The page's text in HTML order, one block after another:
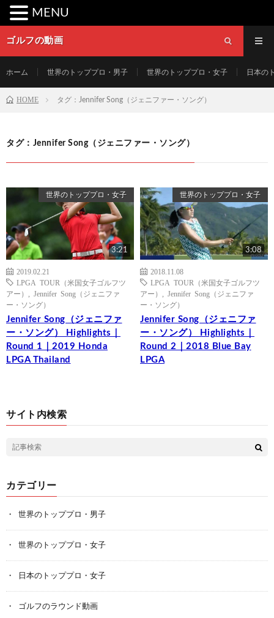
ゴルフの動画
ホーム 世界のトッププロ・男子 世界のトッププロ・女子 日本の
HOME タグ：Jennifer Song（ジェニファー・ソング）
タグ：Jennifer Song（ジェニファー・ソング）
世界のトッププロ・女子
3:21
2019.02.21
LPGA TOUR（米国女子ゴルフツ
アー）
Jennifer Song（ジェニファ
ー・ソング）
Jennifer Song（ジェニファ
ー・ソング） Highlights｜
Round 1｜2019 Honda
LPGA Thailand
世界のトッププロ・女子
3:08
2018.11.08
LPGA TOUR（米国女子ゴルフツ
アー）
Jennifer Song（ジェニファ
ー・ソング）
Jennifer Song（ジェニファ
ー・ソング） Highlights｜
Round 2｜2018 Blue Bay
LPGA
サイト内検索
カテゴリー
世界のトッププロ・男子
世界のトッププロ・女子
日本のトッププロ・女子
ゴルフのラウンド動画
MENU